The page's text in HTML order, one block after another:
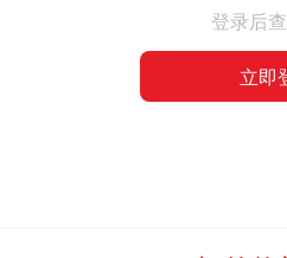
买受人负责自费将现场
否则委托方、河北中废
登录后
立即